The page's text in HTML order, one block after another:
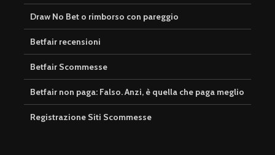
Draw No Bet o rimborso con pareggio
Betfair recensioni
Betfair Scommesse
Betfair non paga: Falso. Anzi, è quella che paga meglio
Registrazione Siti Scommesse